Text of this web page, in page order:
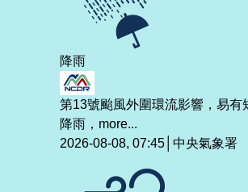
降雨
第13號颱風外圍環流影響，易有
降雨， more...
2026-08-08, 07:45│中央氣象署